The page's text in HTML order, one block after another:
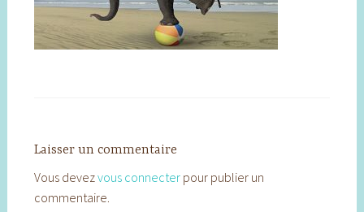
Laisser un commentaire
Vous devezvous connecterpour publier un
commentaire.